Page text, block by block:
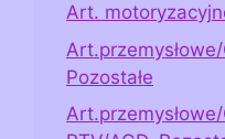
Art.
Pozostałe